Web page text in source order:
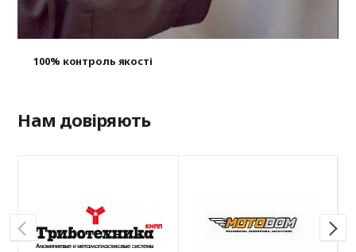
100% контроль якості
Нам довіряють